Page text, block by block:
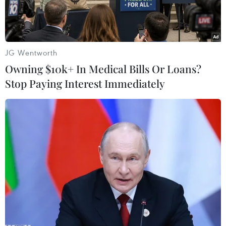
Hội nghị các Bộ trưởng kinh tế của RCEP lần thứ 8. (Ảnh: Trần
Việt/TTXVN)
Ngày 1/1, Chính phủ Brunei nhấn mạnh việc
Hiệp định Đối tác Kinh tế Toàn diện Khu vực
(RCEP) có hiệu lực cho thấy quyết tâm của khu
JG Wentworth
Owning $10k+ In Medical Bills Or Loans?
Stop Paying Interest Immediately